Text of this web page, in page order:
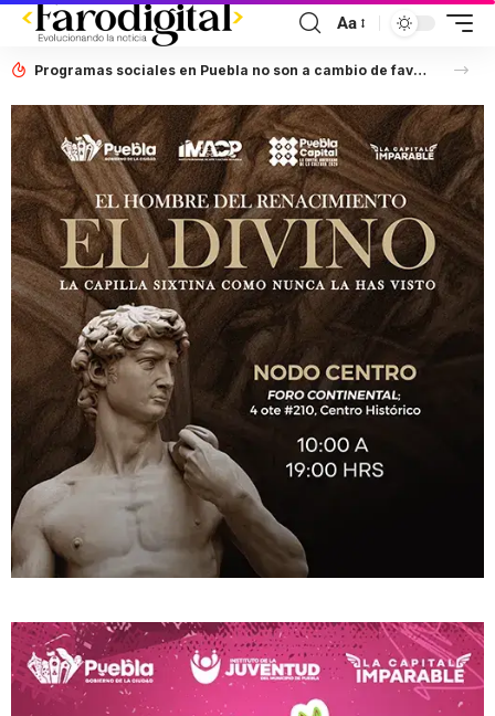
Aa
Programas sociales en Puebla no son a cambio de favores políticos: Artemisa